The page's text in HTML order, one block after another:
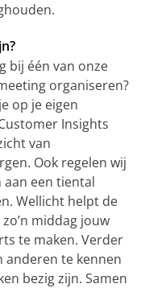
bij één van onze
organiseren?
op je eigen
Insights
van
Ook regelen wij
aan een tiental
Wellicht helpt de
middag jouw
te maken. Verder
te kennen
bezig zijn. Samen